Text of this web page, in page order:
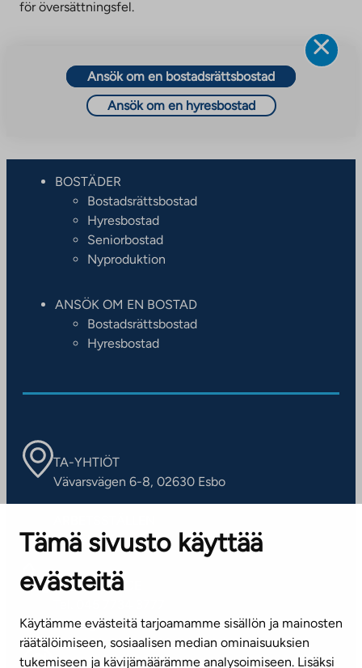
Tämä sivusto käyttää
evästeitä
Käytämme evästeitä tarjoamamme sisällön ja mainosten
räätälöimiseen, sosiaalisen median ominaisuuksien
tukemiseen ja kävijämäärämme analysoimiseen. Lisäksi
för översättningsfel.
Ansök om en bostadsrättsbostad
Ansök om en hyresbostad
BOSTÄDER
Bostadsrättsbostad
Hyresbostad
Seniorbostad
Nyproduktion
ANSÖK OM EN BOSTAD
Bostadsrättsbostad
Hyresbostad
TA-YHTIÖT
Vävarsvägen 6-8, 02630 Esbo
Kontaktinformation
KUNDSERVICE
(vardagar kl. 8–16)